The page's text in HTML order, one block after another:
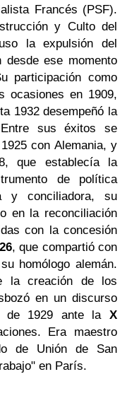
Francés (PSF).
y Culto del
la expulsión del
ese momento
participación como
ocasiones en 1909,
1932 desempeñó la
sus éxitos se
con Alemania, y
que establecía la
de política
y conciliadora, su
en la reconciliación
con la concesión
, que compartió con
homólogo alemán.
la creación de los
en un discurso
de 1929 ante la X
Era maestro
de Unión de San
en París.